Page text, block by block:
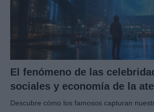
El fenómeno de las
sociales y economía de la
Descubre cómo los famosos capturan